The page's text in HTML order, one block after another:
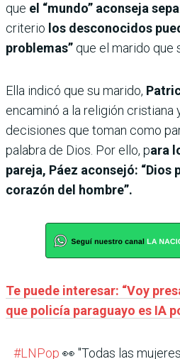
que el “mundo” aconseja
criterio los desconocidos
problemas” que el marido que
Ella indicó que su marido,
encaminó a la religión cristiana
decisiones que toman como
palabra de Dios. Por ello, para
pareja, Páez aconsejó: “Dios
corazón del hombre”.
Te puede interesar: “Voy
que policía paraguayo es IA
#LNPop 👀 "Todas las